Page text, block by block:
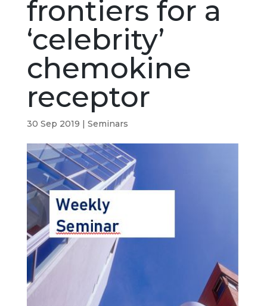
frontiers for a
‘celebrity’
chemokine
receptor
30 Sep 2019 | Seminars